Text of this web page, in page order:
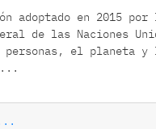
adoptado en 2015 por
de las Naciones
personas, el planeta y
...